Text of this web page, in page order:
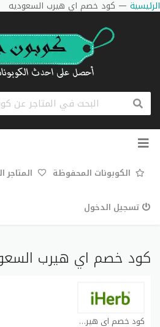
الرئيسية — كود خصم اي هيرب السعوديه
تخطي
الكوبونات المحفوظة المتاجر
تسجيل الدخول
كود خصم اي هيرب
كود خصم اي هيرب كوبون